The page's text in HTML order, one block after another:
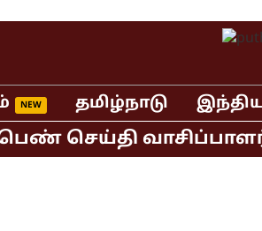
தமிழ்நாடு
வாசிப்பாளர்